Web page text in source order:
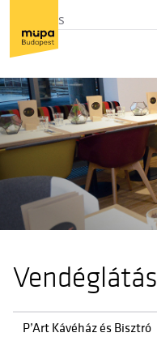
Vendéglátás
P’Art Kávéház és Bisztró